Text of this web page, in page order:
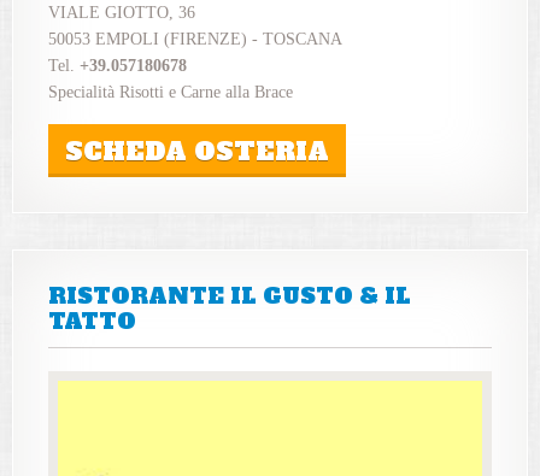
VIALE GIOTTO, 36
50053 EMPOLI (FIRENZE) - TOSCANA
Tel. +39.057180678
Specialità Risotti e Carne alla Brace
SCHEDA OSTERIA
RISTORANTE IL GUSTO & IL
TATTO